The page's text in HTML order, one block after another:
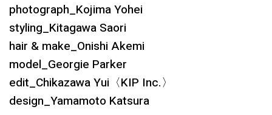
photograph_Kojima Yohei
styling_Kitagawa Saori
hair & make_Onishi Akemi
model_Georgie Parker
edit_Chikazawa Yui〈KIP Inc.〉
design_Yamamoto Katsura